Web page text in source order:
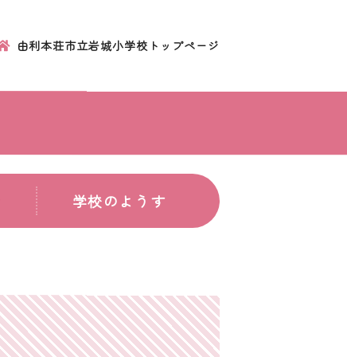
由利本荘市立岩城小学校トップページ
学校のようす